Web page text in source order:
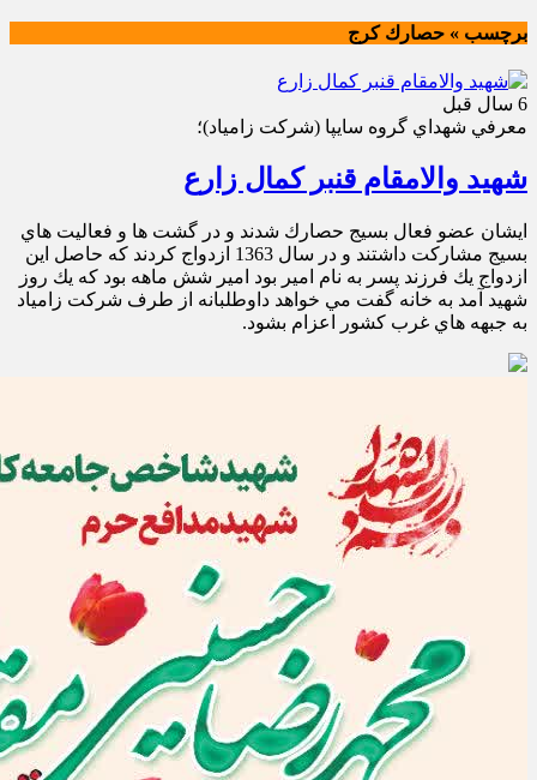
برچسب » حصارك كرج
6 سال قبل
معرفي شهداي گروه سايپا (شركت زامياد)؛
شهید والامقام قنبر کمال زارع
ايشان عضو فعال بسيج حصارك شدند و در گشت ها و فعاليت هاي
بسيج مشاركت داشتند و در سال 1363 ازدواج كردند كه حاصل اين
ازدواج يك فرزند پسر به نام امير بود امير شش ماهه بود كه يك روز
شهيد آمد به خانه گفت مي خواهد داوطلبانه از طرف شركت زامياد
به جبهه هاي غرب كشور اعزام بشود.